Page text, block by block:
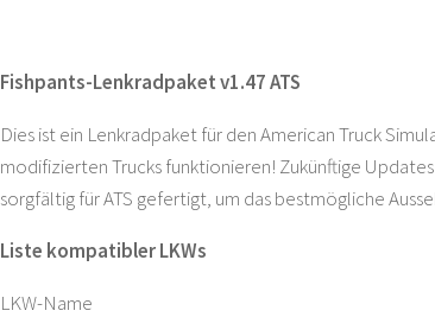
Fishpants-Lenkradpaket v1.47 ATS
Dies ist ein Lenkradpaket für den American Truck
modifizierten Trucks funktionieren! Zukünftige
sorgfältig für ATS gefertigt, um das bestmögliche
Liste kompatibler LKWs
LKW-Name